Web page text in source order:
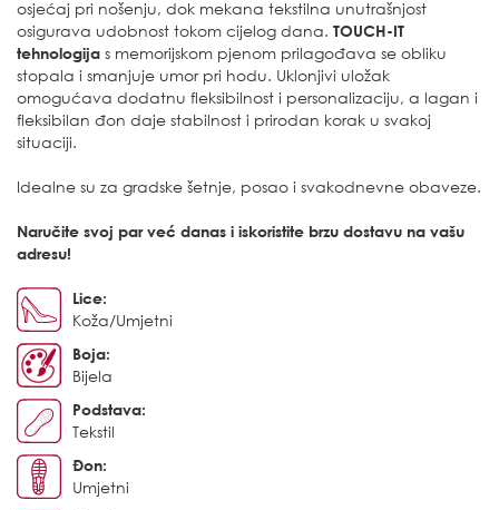
osjećaj pri nošenju, dok mekana tekstilna unutrašnjost
osigurava udobnost tokom cijelog dana. TOUCH-IT
tehnologija s memorijskom pjenom prilagođava se obliku
stopala i smanjuje umor pri hodu. Uklonjivi uložak
omogućava dodatnu fleksibilnost i personalizaciju, a lagan i
fleksibilan đon daje stabilnost i prirodan korak u svakoj
situaciji.
Idealne su za gradske šetnje, posao i svakodnevne obaveze.
Naručite svoj par već danas i iskoristite brzu dostavu na vašu
adresu!
Lice:
Koža/Umjetni
Boja:
Bijela
Podstava:
Tekstil
Đon:
Umjetni